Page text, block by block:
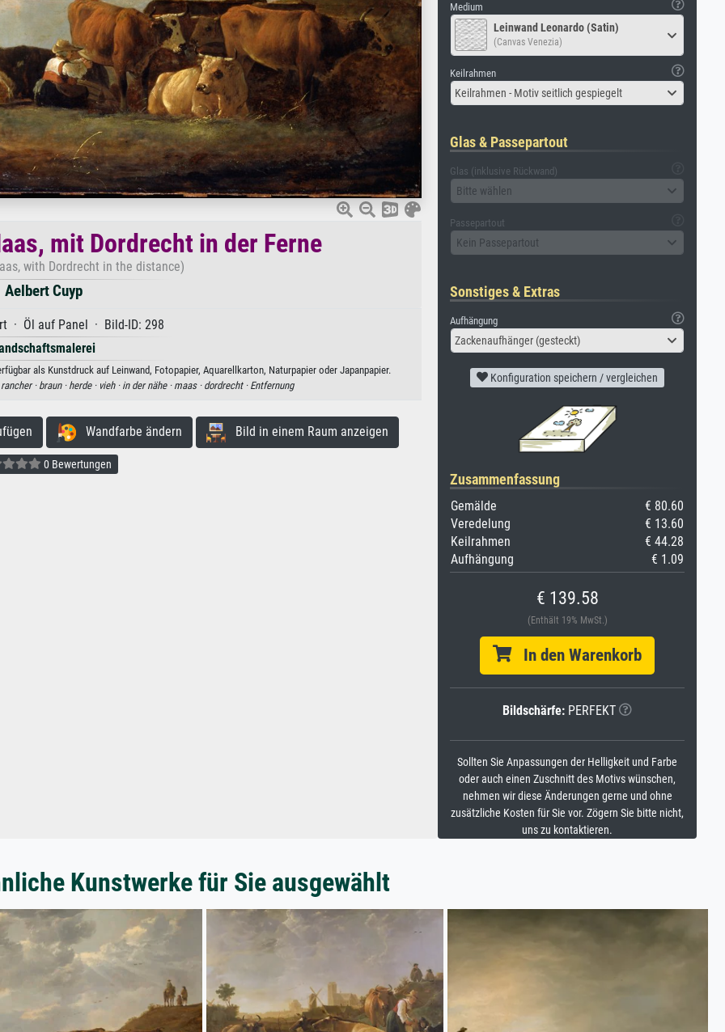
mit Dordrecht in der Ferne
with Dordrecht in the distance)
Aelbert Cuyp
· Öl auf Panel · Bild-ID: 298
als Kunstdruck auf Leinwand, Fotopapier, Aquarellkarton, Naturpapier oder Japanpapier.
rancher · braun · herde · vieh · in der nähe · maas · dordrecht · Entfernung
Wandfarbe ändern Bild in einem Raum anzeigen
0 Bewertungen
Medium
Leinwand Leonardo (Satin)
(Canvas Venezia)
Keilrahmen
Keilrahmen - Motiv seitlich gespiegelt
Glas & Passepartout
Glas (inklusive Rückwand)
Bitte wählen
Passepartout
Kein Passepartout
Sonstiges & Extras
Aufhängung
Zackenaufhänger (gesteckt)
Konfiguration speichern / vergleichen
Zusammenfassung
Gemälde
€ 80.60
Veredelung
€ 13.60
Keilrahmen
€ 44.28
Aufhängung
€ 1.09
€ 139.58
(Enthält 19% MwSt.)
In den Warenkorb
Bildschärfe: PERFEKT
Sollten Sie Anpassungen der Helligkeit und Farbe
oder auch einen Zuschnitt des Motivs wünschen,
nehmen wir diese Änderungen gerne und ohne
zusätzliche Kosten für Sie vor. Zögern Sie bitte nicht,
uns zu kontaktieren.
Kunstwerke für Sie ausgewählt